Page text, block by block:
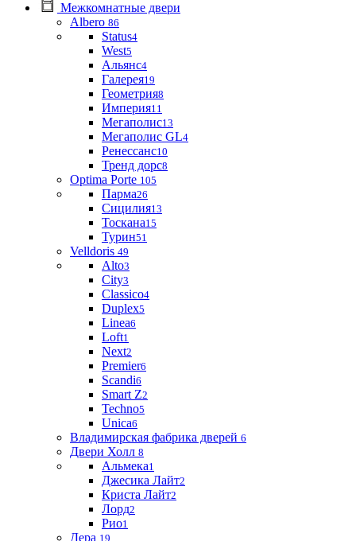
Межкомнатные двери
Albero 86
Status4
West5
Альянс4
Галерея19
Геометрия8
Империя11
Мегаполис13
Мегаполис GL4
Ренессанс10
Тренд дорс8
Optima Porte 105
Парма26
Сицилия13
Тоскана15
Турин51
Velldoris 49
Alto3
City3
Classico4
Duplex5
Linea6
Loft1
Next2
Premier6
Scandi6
Smart Z2
Techno5
Unica6
Владимирская фабрика дверей 6
Двери Холл 8
Альмека1
Джесика Лайт2
Криста Лайт2
Лорд2
Рио1
Дера 19